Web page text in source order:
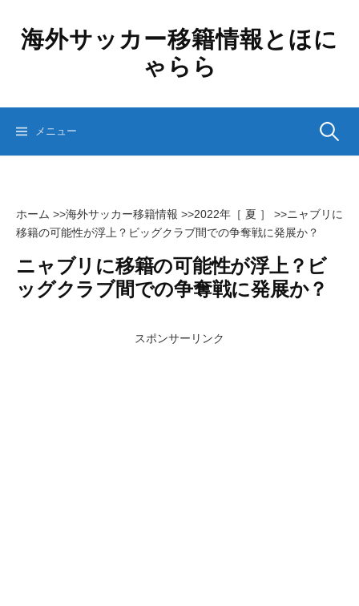
ッ
海外サッカー移籍情報とほに
ゃらら
メニュー 検
ホーム >>海外サッカー移籍情報 >>2022年［ 夏 ］ >>ニャブリに
移籍の可能性が浮上？ビッグクラブ間での争奪戦に発展か？
ニャブリに移籍の可能性が浮上？ビ
ッグクラブ間での争奪戦に発展か？
スポンサーリンク